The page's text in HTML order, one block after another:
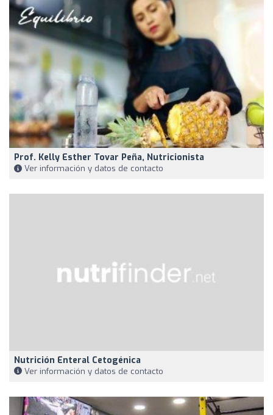
Prof. Kelly Esther Tovar Peña, Nutricionista
Ver información y datos de contacto
Nutrición Enteral Cetogénica
Ver información y datos de contacto